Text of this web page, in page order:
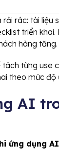
rác: tài liệu
triển khai.
hàng tăng.
từng use
theo mức độ
AI
ứng dụng AI